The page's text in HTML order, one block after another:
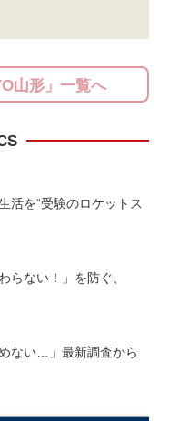
山形」一覧へ
活を“受験のロケットス
ない！」を防ぐ、
ない…」最新調査から